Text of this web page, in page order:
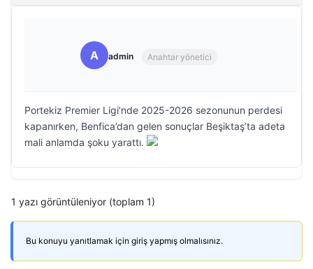
A admin Anahtar yönetici
Portekiz Premier Ligi’nde 2025-2026 sezonunun perdesi
kapanırken, Benfica’dan gelen sonuçlar Beşiktaş’ta adeta
mali anlamda şoku yarattı.
1 yazı görüntüleniyor (toplam 1)
Bu konuyu yanıtlamak için giriş yapmış olmalısınız.